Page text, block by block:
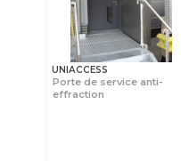
UNIACCESS
Porte de service anti-
effraction